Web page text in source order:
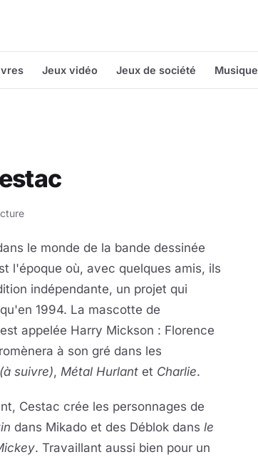
Jeux vidéo Jeux de société Musique
le monde de la bande dessinée
l'époque où, avec quelques amis, ils
indépendante, un projet qui
1994. La mascotte de
appelée Harry Mickson : Florence
à son gré dans les
(à suivre), Métal Hurlant et Charlie.
Cestac crée les personnages de
dans Mikado et des Déblok dans le
. Travaillant aussi bien pour un